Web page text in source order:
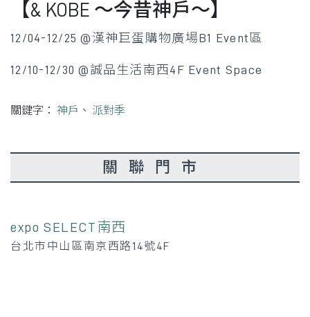
【& KOBE ～今昔神戶～】
12/04-12/25 @漢神巨蛋購物廣場B1 Event區
12/10-12/30 @誠品生活南西4F Event Space
關鍵字： 神戶 、 派對季
關聯門市
expo SELECT南西
台北市中山區南京西路14號4F